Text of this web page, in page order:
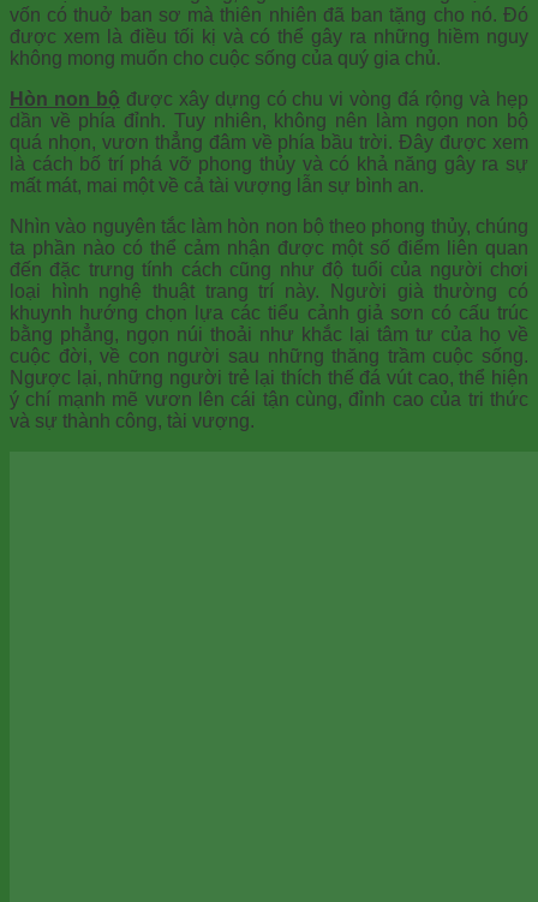
vốn có thuở ban sơ mà thiên nhiên đã ban tặng cho nó. Đó
được xem là điều tối kị và có thể gây ra những hiềm nguy
không mong muốn cho cuộc sống của quý gia chủ.
Hòn non bộ được xây dựng có chu vi vòng đá rộng và hẹp
dần về phía đỉnh. Tuy nhiên, không nên làm ngọn non bộ
quá nhọn, vươn thẳng đâm về phía bầu trời. Đây được xem
là cách bố trí phá vỡ phong thủy và có khả năng gây ra sự
mất mát, mai một về cả tài vượng lẫn sự bình an.
Nhìn vào nguyên tắc làm hòn non bộ theo phong thủy, chúng
ta phần nào có thể cảm nhận được một số điểm liên quan
đến đặc trưng tính cách cũng như độ tuổi của người chơi
loại hình nghệ thuật trang trí này. Người già thường có
khuynh hướng chọn lựa các tiểu cảnh giả sơn có cấu trúc
bằng phẳng, ngọn núi thoải như khắc lại tâm tư của họ về
cuộc đời, về con người sau những thăng trầm cuộc sống.
Ngược lại, những người trẻ lại thích thế đá vút cao, thể hiện
ý chí mạnh mẽ vươn lên cái tận cùng, đỉnh cao của tri thức
và sự thành công, tài vượng.